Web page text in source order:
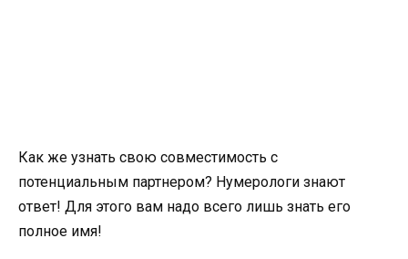
Как же узнать свою совместимость с
потенциальным партнером? Нумерологи знают
ответ! Для этого вам надо всего лишь знать его
полное имя!